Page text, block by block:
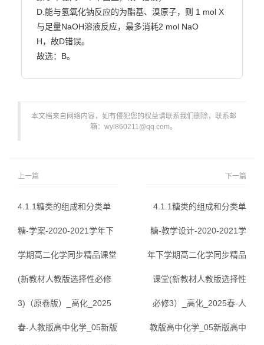
D.能与氢氧化钠反应的为酯基、溴原子，则 1 mol X
与足量NaOH溶液反应，最多消耗2 mol NaO
H，故D错误。
故选：B。
本文档来自网络内容，如有侵犯您的权益请联系我们删除，联系邮
箱：wyl860211@qq.com。
上一篇
4.1.1糖类的组成和分类单
糖-学案-2020-2021学年下
学期高二化学同步精品课堂
(新教材人教版选择性必修
3)（原卷版）_高化_2025
春-人教版高中化学_05新版
下一篇
4.1.1糖类的组成和分类单
糖-教学设计-2020-2021学
年下学期高二化学同步精品
课堂(新教材人教版选择性
必修3）_高化_2025春-人
教版高中化学_05新版高中